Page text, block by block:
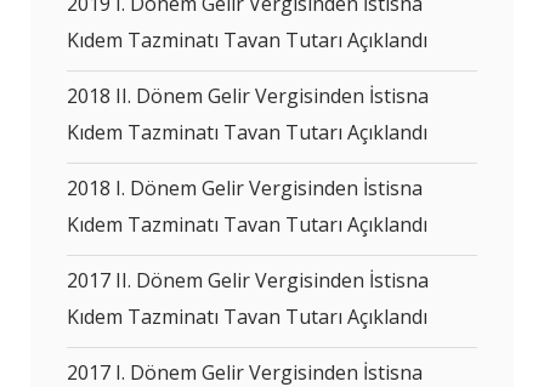
Kıdem Tazminatı Tavan Tutarı Açıklandı
2018 II. Dönem Gelir Vergisinden İstisna
Kıdem Tazminatı Tavan Tutarı Açıklandı
2018 I. Dönem Gelir Vergisinden İstisna
Kıdem Tazminatı Tavan Tutarı Açıklandı
2017 II. Dönem Gelir Vergisinden İstisna
Kıdem Tazminatı Tavan Tutarı Açıklandı
2017 I. Dönem Gelir Vergisinden İstisna